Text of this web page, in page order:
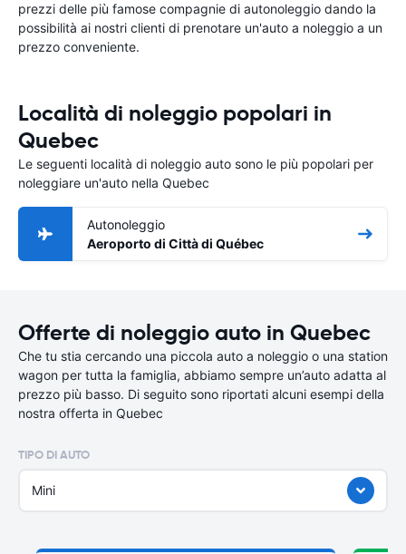
prezzi delle più famose compagnie di autonoleggio dando la
possibilità ai nostri clienti di prenotare un'auto a noleggio a un
prezzo conveniente.
Località di noleggio popolari in
Quebec
Le seguenti località di noleggio auto sono le più popolari per
noleggiare un'auto nella Quebec
Autonoleggio
Aeroporto di Città di Québec
Offerte di noleggio auto in Quebec
Che tu stia cercando una piccola auto a noleggio o una station
wagon per tutta la famiglia, abbiamo sempre un’auto adatta al
prezzo più basso. Di seguito sono riportati alcuni esempi della
nostra offerta in Quebec
TIPO DI AUTO
Mini